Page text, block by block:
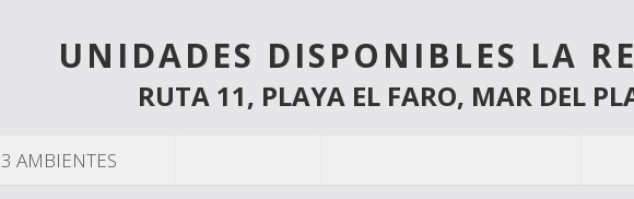
UNIDADES DISPONIBLES LA
RUTA 11, PLAYA EL FARO, MAR DEL
3 AMBIENTES